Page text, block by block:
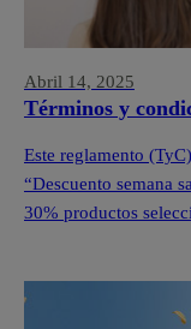
Abril 14, 2025
Términos y
Este reglamento
“Descuento semana
30% productos